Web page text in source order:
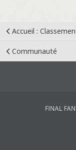
Accueil :
Communauté